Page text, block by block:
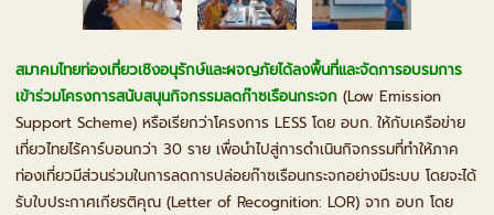
สมาคมไทยท่องเที่ยวเชิงอนุรักษ์และผจญภัยได้ลงพื้นที่และจัดการอบรมการ
เข้าร่วมโครงการสนับสนุนกิจกรรมลดก๊าซเรือนกระจก (Low Emission
Support Scheme) หรือเรียกว่าโครงการ LESS โดย อบก. ให้กับเครือข่าย
เที่ยวไทยไร้คาร์บอนกว่า 30 ราย เพื่อนำไปสู่การดำเนินกิจกรรมที่ทำให้ภาค
ท่องเที่ยวมีส่วนร่วมในการลดการปล่อยก๊าซเรือนกระจกอย่างมีระบบ โดยจะได้
รับใบประกาศเกียรติคุณ (Letter of Recognition: LOR) จาก อบก โดย